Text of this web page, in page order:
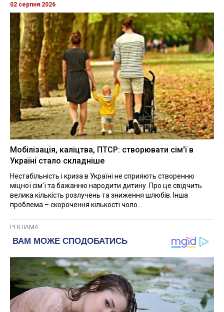
02 серпня 2026
Мобілізація, каліцтва, ПТСР: створювати сім'ї в
Україні стало складніше
Нестабільність і криза в Україні не сприяють створенню
міцної сім'ї та бажанню народити дитину. Про це свідчить
велика кількість розлучень та зниження шлюбів. Інша
проблема – скорочення кількості чоло...